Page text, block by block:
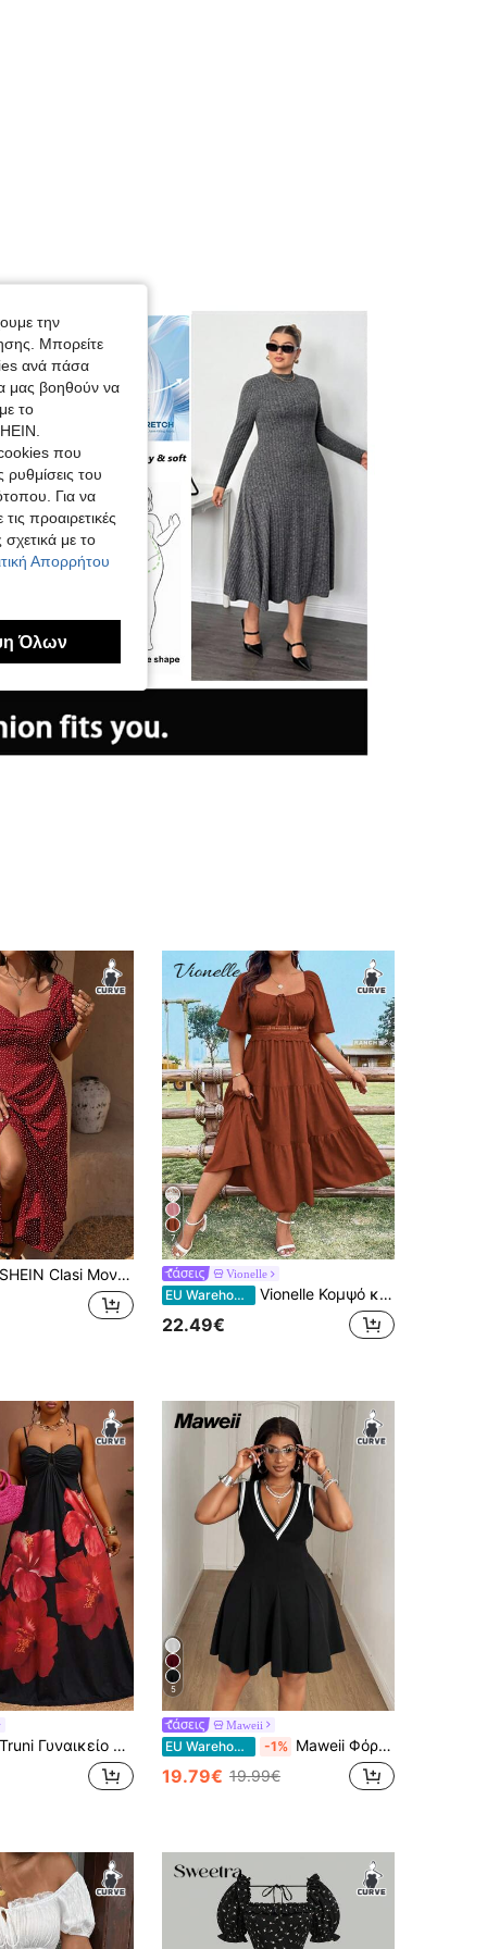
SHEIN Clasi Μονόχρωμο μονόχρωμο μονόχρωμο φόρεμα με κοντό μανίκι πόικα
7
Vionelle
EU Warehouse Vionelle Κομψό κεντημένο φόρεμα σε μεγάλο μέγεθος με μάξι γυναικεία στολή Henley λαιμόκοψη
22.49€
Truni Γυναικείο casual φόρεμα διακοπών plus size, σέξι, μαύρο με κόκκινο ιβίσκο χαβανιανό στάμπα, στυλ διακοπών, για σωματότυπο αχλάδι και τρίγωνο
5
Maweii
EU Warehouse -1% Maweii Φόρεμα Plus Size με ντεκολτέ και βαθύ V, αμάνικο, casual, σε αντίθεση χρώματος, για μεγάλα μεγέθη
19.79€ 19.99€
την
Μπορείτε
ανά πάσα
μας βοηθούν να
το
που
ρυθμίσεις του
Για να
προαιρετικές
με το
Απορρήτου
Όλων